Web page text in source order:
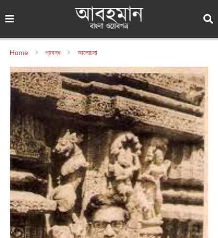
Home প্রবন্ধ আলোচনা